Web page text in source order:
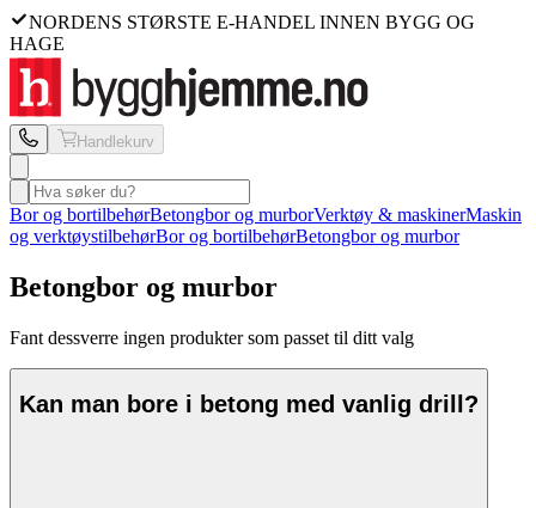
NORDENS STØRSTE E-HANDEL INNEN BYGG OG
HAGE
Handlekurv
Bor og bortilbehørBetongbor og murborVerktøy & maskinerMaskin
og verktøystilbehørBor og bortilbehørBetongbor og murbor
Betongbor og murbor
Fant dessverre ingen produkter som passet til ditt valg
Kan man bore i betong med vanlig drill?